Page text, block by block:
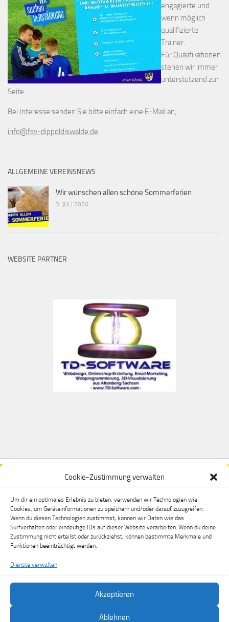
Cookie-Zustimmung verwalten
Um dir ein optimales Erlebnis zu bieten, verwenden wir Technologien wie
Cookies, um Geräteinformationen zu speichern und/oder darauf zuzugreifen.
Wenn du diesen Technologien zustimmst, können wir Daten wie das
Surfverhalten oder eindeutige IDs auf dieser Website verarbeiten. Wenn du deine
Zustimmung nicht erteilst oder zurückziehst, können bestimmte Merkmale und
Funktionen beeinträchtigt werden.
Dienste verwalten
Akzeptieren
Ablehnen
engagierte und
wenn möglich
qualifizierte
Trainer.
Für Qualifikationen
stehen wir immer
unterstützend zur
Seite.
Bei Interesse senden Sie bitte einfach eine E-Mail an,
info@fsv-dippoldiswalde.de
ALLGEMEINE VEREINSNEWS
Wir wünschen allen schöne Sommerferien
3. JULI 2026
WEBSITE PARTNER